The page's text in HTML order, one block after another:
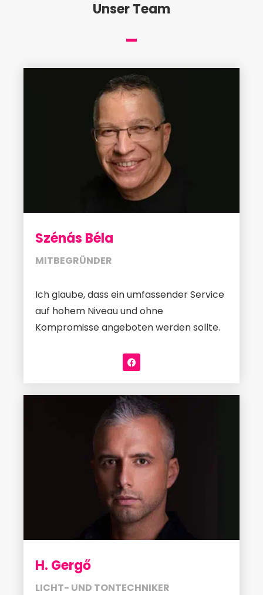
Unser Team
Szénás Béla
MITBEGRÜNDER
Ich glaube, dass ein umfassender Service
auf hohem Niveau und ohne
Kompromisse angeboten werden sollte.
H. Gergő
LICHT- UND TONTECHNIKER